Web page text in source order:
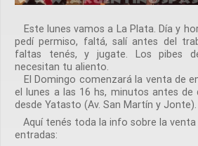
Este lunes vamos a La Plata. Día y
pedí permiso, faltá, salí antes del
faltas tenés, y jugate. Los pibes
necesitan tu aliento.
El Domingo comenzará la venta de
el lunes a las 16 hs, minutos antes
desde Yatasto (Av. San Martín y Jonte).
Aquí tenés toda la info sobre la venta
entradas: